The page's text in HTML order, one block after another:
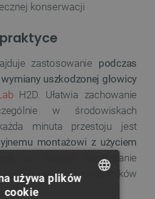
konserwacji
zastosowanie podczas
uszkodzonej głowicy
H2D. Ułatwia zachowanie
w środowiskach
minuta przestoju jest
montażowi z użyciem
to idealne rozwiązanie
jak i użytkowników
używa plików
cookie